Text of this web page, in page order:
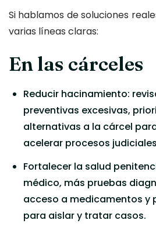
Si hablamos de soluciones
varias líneas claras:
En las cárceles
Reducir hacinamiento:
preventivas excesivas,
alternativas a la cárcel
acelerar procesos
Fortalecer la salud
médico, más pruebas
acceso a medicamentos y
para aislar y tratar casos.